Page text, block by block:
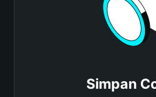
Simpan